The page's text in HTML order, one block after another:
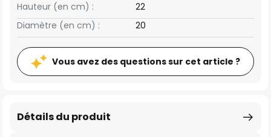
Hauteur (en cm) :
22
Diamètre (en cm) :
20
Vous avez des questions sur cet article ?
Détails du produit